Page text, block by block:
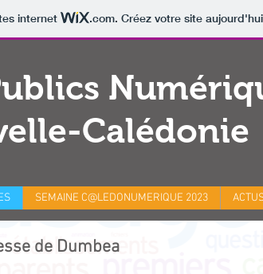
internet .com. Créez votre site
Calédonie
SEMAINE C@LEDONUMERIQUE 2023
de Dumbea